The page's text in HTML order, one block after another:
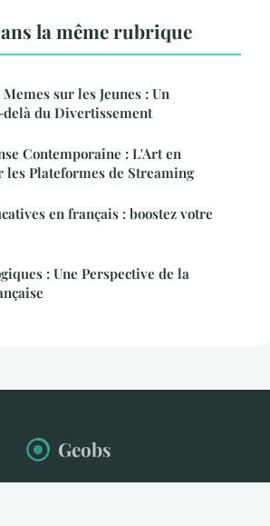
la même rubrique
sur les Jeunes : Un
delà du Divertissement
Contemporaine : L'Art en
les Plateformes de Streaming
en français : boostez votre
: Une Perspective de la
Geobs